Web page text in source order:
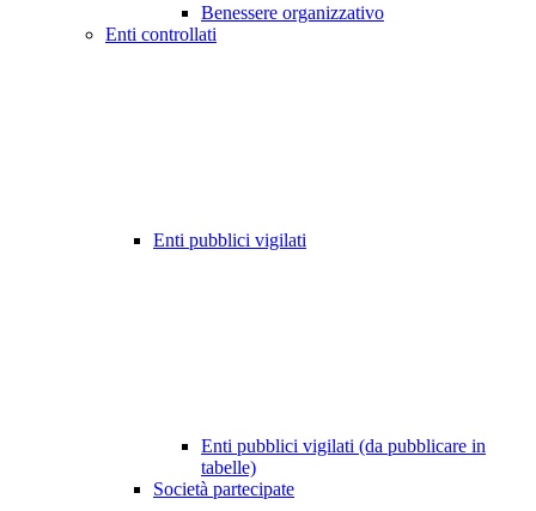
Benessere organizzativo
Enti controllati
Enti pubblici vigilati
Enti pubblici vigilati (da pubblicare in
tabelle)
Società partecipate